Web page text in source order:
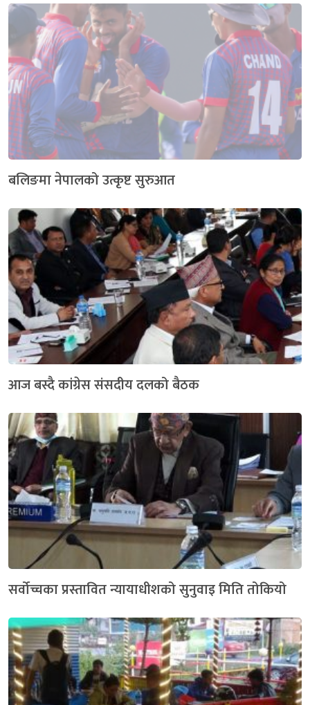
बलिङमा नेपालको उत्कृष्ट सुरुआत
आज बस्दै कांग्रेस संसदीय दलको बैठक
सर्वोच्चका प्रस्तावित न्यायाधीशको सुनुवाइ मिति तोकियो